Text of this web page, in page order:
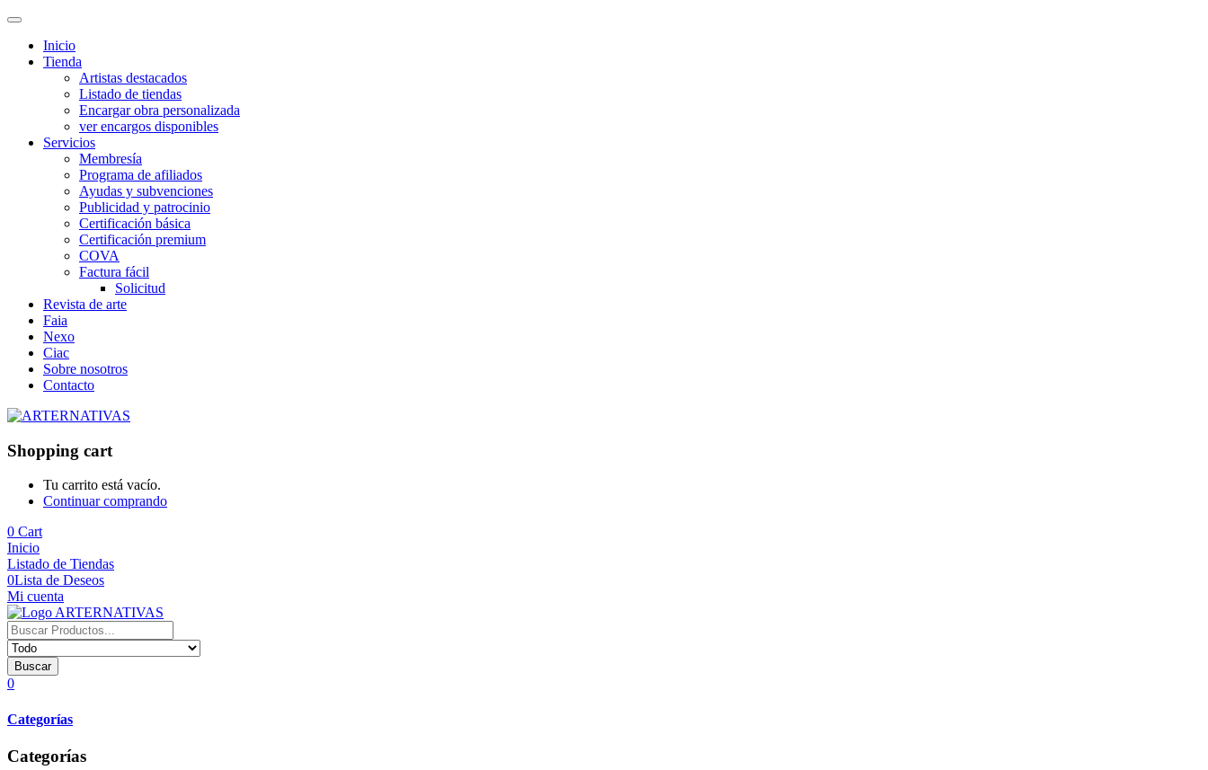
Inicio
Tienda
Artistas destacados
Listado de tiendas
Encargar obra personalizada
ver encargos disponibles
Servicios
Membresía
Programa de afiliados
Ayudas y subvenciones
Publicidad y patrocinio
Certificación básica
Certificación premium
COVA
Factura fácil
Solicitud
Revista de arte
Faia
Nexo
Ciac
Sobre nosotros
Contacto
Shopping cart
Tu carrito está vacío.
Continuar comprando
0 Cart
Inicio
Listado de Tiendas
0Lista de Deseos
Mi cuenta
Buscar
0
Categorías
Categorías